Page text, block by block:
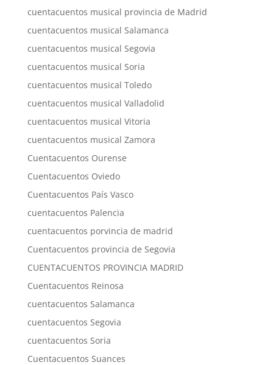
cuentacuentos musical provincia de Madrid
cuentacuentos musical Salamanca
cuentacuentos musical Segovia
cuentacuentos musical Soria
cuentacuentos musical Toledo
cuentacuentos musical Valladolid
cuentacuentos musical Vitoria
cuentacuentos musical Zamora
Cuentacuentos Ourense
Cuentacuentos Oviedo
Cuentacuentos País Vasco
cuentacuentos Palencia
cuentacuentos porvincia de madrid
Cuentacuentos provincia de Segovia
CUENTACUENTOS PROVINCIA MADRID
Cuentacuentos Reinosa
cuentacuentos Salamanca
cuentacuentos Segovia
cuentacuentos Soria
Cuentacuentos Suances